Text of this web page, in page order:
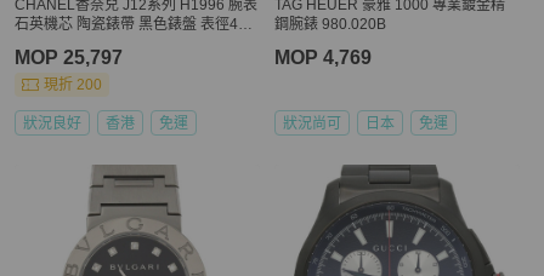
CHANEL香奈兒 J12系列 H1996 腕表
石英機芯 陶瓷錶帶 黑色錶盤 表徑42m
MOP 25,797
現折 200
狀況良好 香港 免運
TAG HEUER 豪雅 1000 專業鍍金精
鋼腕錶 980.020B
MOP 4,769
狀況尚可 日本 免運